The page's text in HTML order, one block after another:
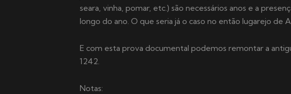
seara, vinha, pomar, etc.) são necessários anos e a
longo do ano. O que seria já o caso no então lugarejo de
E com esta prova documental podemos remontar a
1242.
Notas: